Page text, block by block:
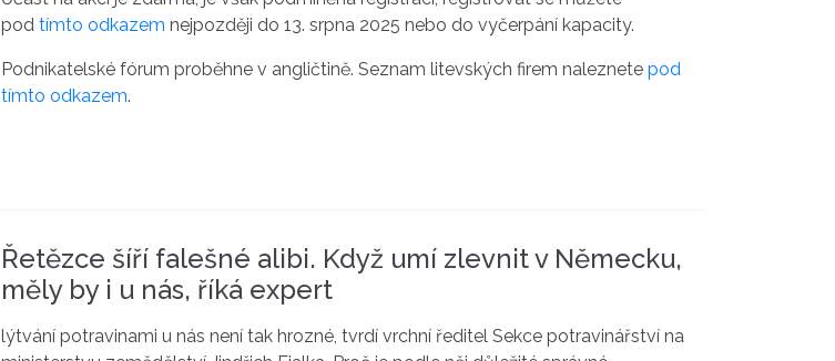
pod tímto odkazem nejpozději do 13. srpna 2025 nebo do vyčerpání kapacity.
Podnikatelské fórum proběhne v angličtině. Seznam litevských firem naleznete pod
tímto odkazem.
Řetězce šíří falešné alibi. Když umí zlevnit v Německu,
měly by i u nás, říká expert
lýtvání potravinami u nás není tak hrozné, tvrdí vrchní ředitel Sekce potravinářství na